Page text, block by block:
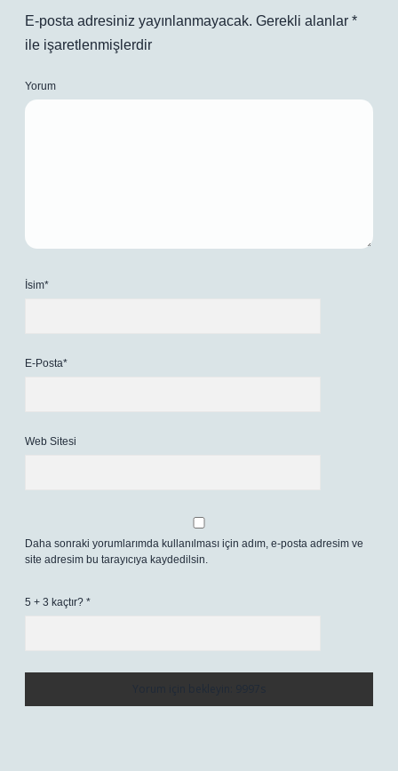
E-posta adresiniz yayınlanmayacak. Gerekli alanlar *
ile işaretlenmişlerdir
Yorum
İsim*
E-Posta*
Web Sitesi
Daha sonraki yorumlarımda kullanılması için adım, e-posta adresim ve
site adresim bu tarayıcıya kaydedilsin.
5 + 3 kaçtır? *